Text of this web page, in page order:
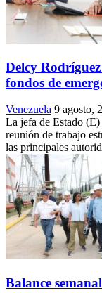
Delcy
fondos de
Venezuela 9 agosto,
La jefa de Estado
reunión de trabajo
las principales
Balance